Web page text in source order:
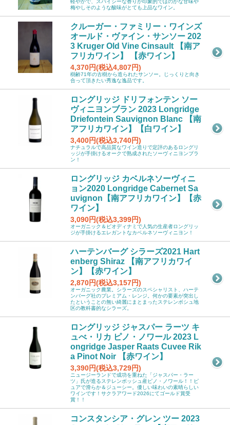
軽やかで、スパイシーな香りが印象的でほのかな甘味や
梅やしそのような酸味がとても上品なワイン。
クルーガー・ファミリー・ワインズ
オールド・ヴァイン・サンソー 202
3 Kruger Old Vine Cinsault 【南ア
フリカワイン】 【赤ワイン】
4,370円(税込4,807円)
樹齢71年の古樹から造られたサンソー。じっくりと向き
合って頂きたい秀逸な逸品です。
ロングリッジ ドリフォンテン ソー
ヴィニヨンブラン 2023 Longridge
Driefontein Sauvignon Blanc 【南
アフリカワイン】【白ワイン】
3,400円(税込3,740円)
ナチュラルで高品質なワイン造りで定評のあるロングリ
ッジが手掛けるオークで熟成されたソーヴィニヨンブラ
ン！
ロングリッジ カベルネソーヴィニ
ョン2020 Longridge Cabernet Sa
uvignon【南アフリカワイン】【赤
ワイン】
3,090円(税込3,399円)
オーガニック＆ビオディナミで人気の生産者ロングリッ
ジが手掛けるエレガントなカベルネソーヴィニヨン！
ハーテンバーグ シラーズ2021 Hart
enberg Shiraz 【南アフリカワイ
ン】【赤ワイン】
2,870円(税込3,157円)
オーガニック農業。シラーズのスペシャリスト、ハーテ
ンバーグ社のプレミアム・レンジ。何かの要素が突出し
たということの無い綺麗にまとまったステレンボシュ地
区の教科書的なシラーズ。
ロングリッジ ジャスパー ラーツ キ
ュべ・リカ ピノ・ノワール 2023 L
ongridge Jasper Raats Cuvee Rik
a Pinot Noir 【赤ワイン】
3,390円(税込3,729円)
ニュージーランドで成功を重ねた「ジャスパー・ラー
ツ」氏が造るステレンボッシュ産ピノ・ノワール！！ピ
ュアで滑らか＆ジューシー。優しい味わいの素晴らしい
ワインです！サクラアワード2026にてゴールド賞受
賞！！
コンスタンシア・グレン ツー 2023